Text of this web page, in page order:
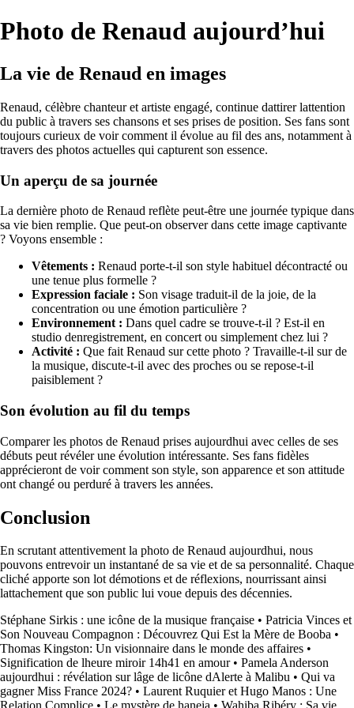
Photo de Renaud aujourd’hui
La vie de Renaud en images
Renaud, célèbre chanteur et artiste engagé, continue dattirer lattention
du public à travers ses chansons et ses prises de position. Ses fans sont
toujours curieux de voir comment il évolue au fil des ans, notamment à
travers des photos actuelles qui capturent son essence.
Un aperçu de sa journée
La dernière photo de Renaud reflète peut-être une journée typique dans
sa vie bien remplie. Que peut-on observer dans cette image captivante
? Voyons ensemble :
Vêtements : Renaud porte-t-il son style habituel décontracté ou
une tenue plus formelle ?
Expression faciale : Son visage traduit-il de la joie, de la
concentration ou une émotion particulière ?
Environnement : Dans quel cadre se trouve-t-il ? Est-il en
studio denregistrement, en concert ou simplement chez lui ?
Activité : Que fait Renaud sur cette photo ? Travaille-t-il sur de
la musique, discute-t-il avec des proches ou se repose-t-il
paisiblement ?
Son évolution au fil du temps
Comparer les photos de Renaud prises aujourdhui avec celles de ses
débuts peut révéler une évolution intéressante. Ses fans fidèles
apprécieront de voir comment son style, son apparence et son attitude
ont changé ou perduré à travers les années.
Conclusion
En scrutant attentivement la photo de Renaud aujourdhui, nous
pouvons entrevoir un instantané de sa vie et de sa personnalité. Chaque
cliché apporte son lot démotions et de réflexions, nourrissant ainsi
lattachement que son public lui voue depuis des décennies.
Stéphane Sirkis : une icône de la musique française • Patricia Vinces et
Son Nouveau Compagnon : Découvrez Qui Est la Mère de Booba •
Thomas Kingston: Un visionnaire dans le monde des affaires •
Signification de lheure miroir 14h41 en amour• Pamela Anderson
aujourdhui : révélation sur lâge de licône dAlerte à Malibu • Qui va
gagner Miss France 2024? • Laurent Ruquier et Hugo Manos : Une